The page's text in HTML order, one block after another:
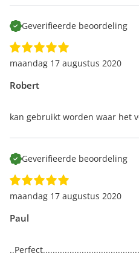
Geverifieerde beoordeling
Robert
maandag 17 augustus 2020
kan gebruikt worden waar het
Geverifieerde beoordeling
Paul
maandag 17 augustus 2020